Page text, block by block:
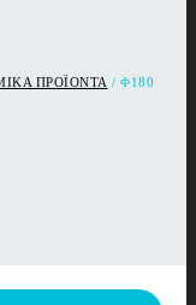
ΠΡΟΪΟΝΤΑ / Φ180